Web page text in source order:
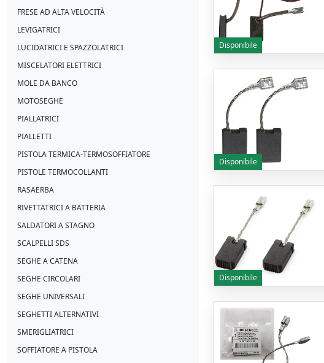
FRESE AD ALTA VELOCITÀ
LEVIGATRICI
LUCIDATRICI E SPAZZOLATRICI
MISCELATORI ELETTRICI
MOLE DA BANCO
MOTOSEGHE
PIALLATRICI
PIALLETTI
PISTOLA TERMICA-TERMOSOFFIATORE
PISTOLE TERMOCOLLANTI
RASAERBA
RIVETTATRICI A BATTERIA
SALDATORI A STAGNO
SCALPELLI SDS
SEGHE A CATENA
SEGHE CIRCOLARI
SEGHE UNIVERSALI
SEGHETTI ALTERNATIVI
SMERIGLIATRICI
SOFFIATORE A PISTOLA
Disponibile
Disponibile
Disponibile